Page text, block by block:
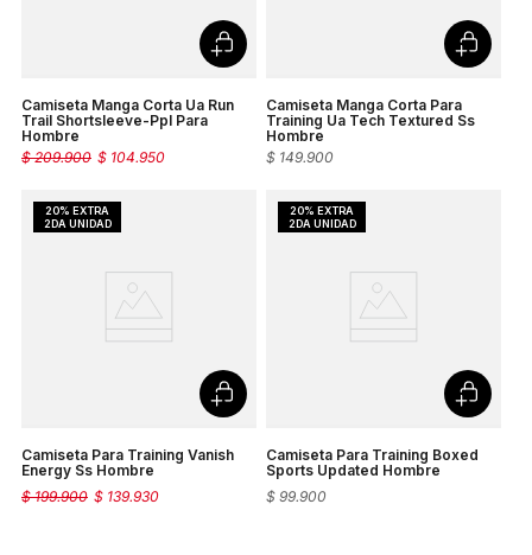
Camiseta Manga Corta Ua Run
Trail Shortsleeve-Ppl Para
Hombre
$ 104.950
$ 209.900
Camiseta Manga Corta Para
Training Ua Tech Textured Ss
Hombre
$ 149.900
Camiseta Para Training Vanish
Energy Ss Hombre
$ 139.930
$ 199.900
Camiseta Para Training Boxed
Sports Updated Hombre
$ 99.900